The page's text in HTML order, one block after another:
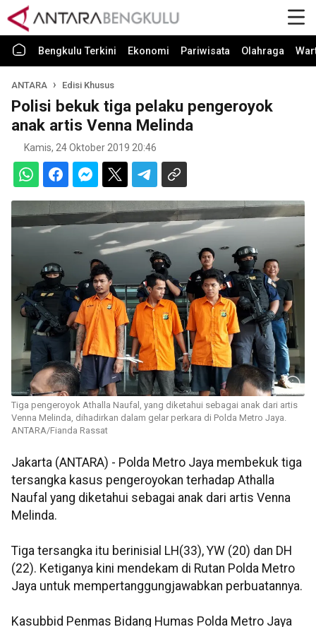
Bengkulu Terkini Ekonomi Pariwisata Olahraga
ANTARA Edisi Khusus
Polisi bekuk tiga pelaku pengeroyok
anak artis Venna Melinda
Kamis, 24 Oktober 2019 20:46
Tiga pengeroyok Athalla Naufal, yang diketahui sebagai anak dari artis
Venna Melinda, dihadirkan dalam gelar perkara di Polda Metro Jaya.
ANTARA/Fianda Rassat
Jakarta (ANTARA) - Polda Metro Jaya membekuk tiga
tersangka kasus pengeroyokan terhadap Athalla
Naufal yang diketahui sebagai anak dari artis Venna
Melinda.
Tiga tersangka itu berinisial LH(33), YW (20) dan DH
(22). Ketiganya kini mendekam di Rutan Polda Metro
Jaya untuk mempertanggungjawabkan perbuatannya.
Kasubbid Penmas Bidang Humas Polda Metro Jaya